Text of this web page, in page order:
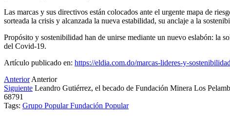
Las marcas y sus directivos están colocados ante el urgente mapa de
sorteada la crisis y alcanzada la nueva estabilidad, su anclaje a la
Propósito y sostenibilidad han de unirse mediante un nuevo eslabón: la
del Covid-19.
Artículo publicado en: https://eldia.com.do/marcas-lideres-y-
Anterior Anterior
Siguiente Leandro Gutiérrez, el becado de Fundación Minera Los
68791
Tags: Grupo PopularFundación Popular